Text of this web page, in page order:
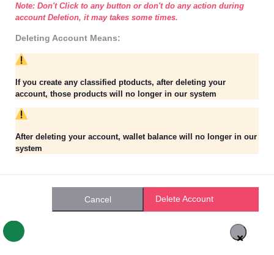
Note: Don't Click to any button or don't do any action during
account Deletion, it may takes some times.
Deleting Account Means:
If you create any classified ptoducts, after deleting your
account, those products will no longer in our system
After deleting your account, wallet balance will no longer in our
system
Cancel Delete Account
×